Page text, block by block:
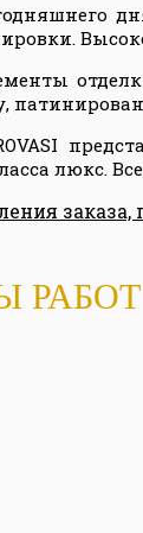
люкс.
заказа,
РАБОТ